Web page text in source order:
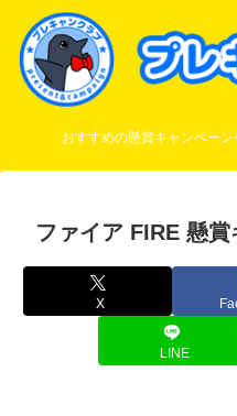
おすすめの懸賞キャンペー
ファイア FIRE 懸
X
LINE